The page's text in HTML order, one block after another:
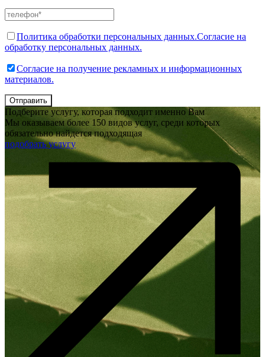
Политика обработки персональных данных.Согласие на
обработку персональных данных.
Согласие на получение рекламных и информационных
материалов.
Отправить
Подберите услугу, которая подходит именно Вам
Мы оказываем более 150 видов услуг, среди которых
обязательно найдется подходящая
подобрать услугу